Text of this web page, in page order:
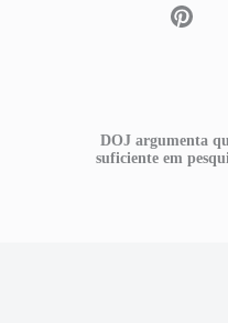
DOJ argumenta
suficiente em